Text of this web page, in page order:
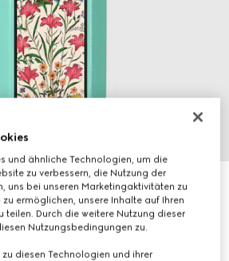
Jasmine, 100 ml, Eau de Parfum
und ähnliche Technologien, um die
zu verbessern, die Nutzung der
uns bei unseren Marketingaktivitäten zu
ermöglichen, unsere Inhalte auf Ihren
teilen. Durch die weitere Nutzung dieser
Nutzungsbedingungen zu.
diesen Technologien und ihrer